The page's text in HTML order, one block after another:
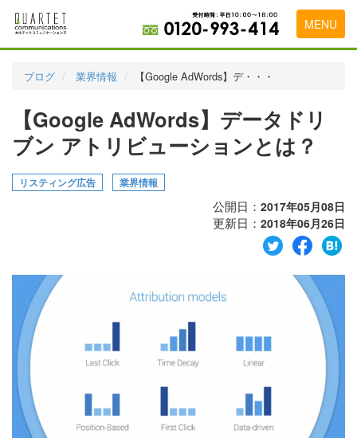
MENU
実績・お客様の声
初めて導入をお考えの方
代理店の乗り換えをお考えの方
会社概要
お問い合わせ
ブログ 業界情報 【Google AdWords】デ・・・
【Google AdWords】データドリ
ブン アトリビューションとは？
リスティング広告 業界情報
公開日： 2017年05月08日
更新日： 2018年06月26日